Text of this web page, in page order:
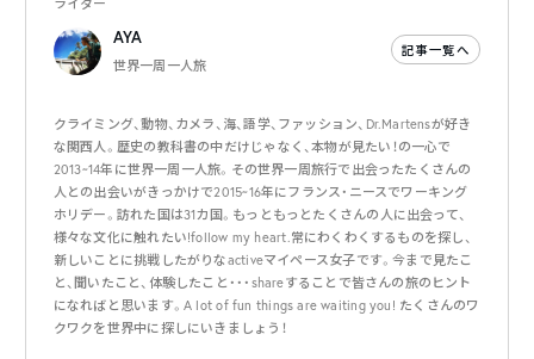
ライター
AYA
世界一周一人旅
記事一覧へ
クライミング、動物、カメラ、海、語学、ファッション、Dr.Martensが好き
な関西人。歴史の教科書の中だけじゃなく、本物が見たい！の一心で
2013~14年に世界一周一人旅。その世界一周旅行で出会ったたくさんの
人との出会いがきっかけで2015~16年にフランス・ニースでワーキング
ホリデー。訪れた国は31カ国。もっともっとたくさんの人に出会って、
様々な文化に触れたい!follow my heart.常にわくわくするものを探し、
新しいことに挑戦したがりなactiveマイペース女子です。今まで見たこ
と、聞いたこと、体験したこと・・・shareすることで皆さんの旅のヒント
になればと思います。A lot of fun things are waiting you! たくさんのワ
クワクを世界中に探しにいきましょう！